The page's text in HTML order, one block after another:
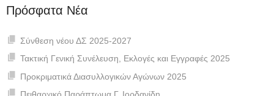
Πρόσφατα Νέα
Σύνθεση νέου ΔΣ 2025-2027
Τακτική Γενική Συνέλευση, Εκλογές και Εγγραφές 2025
Προκριματικά Διασυλλογικών Αγώνων 2025